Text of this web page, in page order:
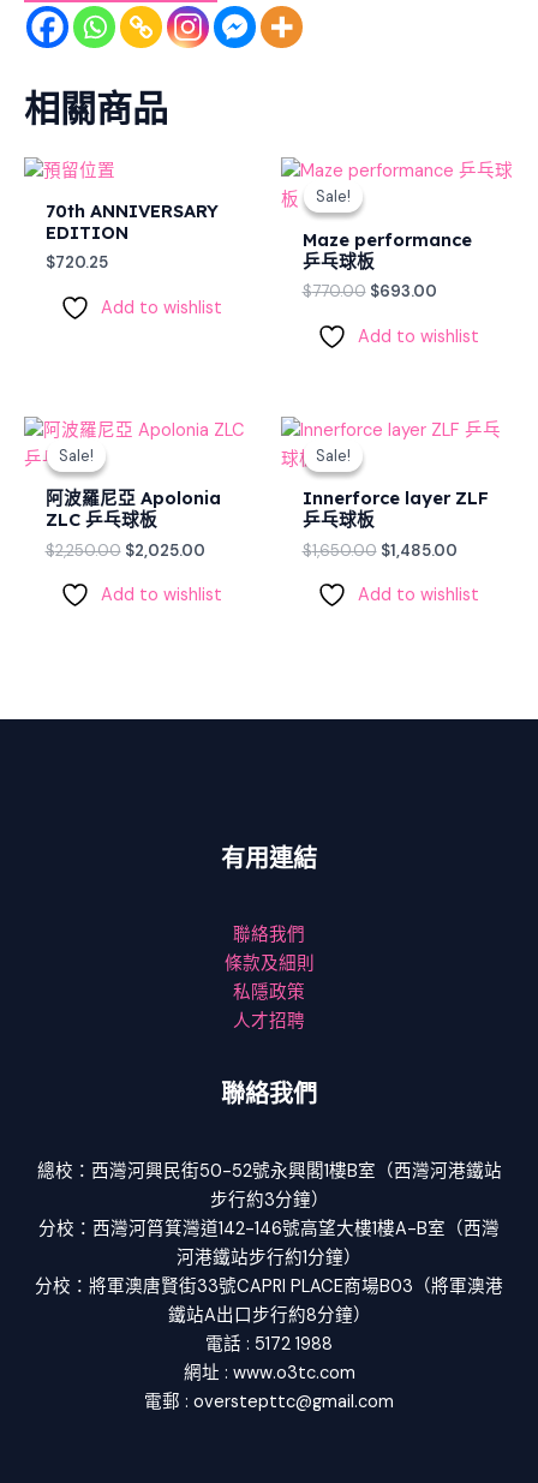
相關商品
70th ANNIVERSARY
EDITION
$720.25
Add to wishlist
Sale!
Sale!
Maze performance
乒乓球板
$770.00
Original
$693.00
Current
Add to wishlist
Sale!
Sale!
阿波羅尼亞 Apolonia
ZLC 乒乓球板
$2,250.00
Original
price
$2,250.00.
$2,025.00
Current
$2,025.00.
Add to wishlist
Sale!
Sale!
Innerforce layer ZLF
乒乓球板
$1,650.00
Original
price
$1,650.00.
$1,485.00
Current
Add to wishlist
有用連結
聯絡我們
條款及細則
私隱政策
人才招聘
聯絡我們
總校：西灣河興民街50-52號永興閣1樓B室（西灣河港鐵站
步行約3分鐘）
分校：西灣河筲箕灣道142-146號高望大樓1樓A-B室（西灣
河港鐵站步行約1分鐘）
分校：將軍澳唐賢街33號CAPRI PLACE商場B03（將軍澳港
鐵站A出口步行約8分鐘）
電話 : 5172 1988
網址 : www.o3tc.com
電郵 : overstepttc@gmail.com